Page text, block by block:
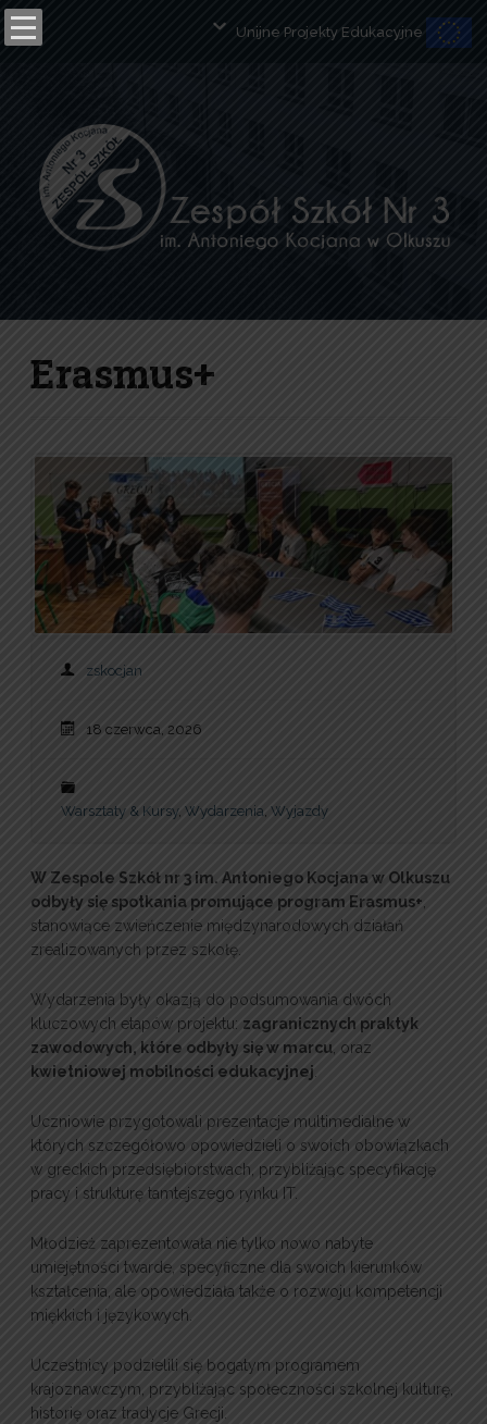
Unijne Projekty Edukacyjne
Erasmus+
zskocjan
18 czerwca, 2026
Warsztaty & Kursy, Wydarzenia, Wyjazdy
W Zespole Szkół nr 3 im. Antoniego Kocjana w Olkuszu
odbyły się spotkania promujące program Erasmus+
stanowiące zwieńczenie międzynarodowych działań
zrealizowanych przez szkołę.
Wydarzenia były okazją do podsumowania dwóch
kluczowych etapów projektu: zagranicznych praktyk
zawodowych, które odbyły się w marcu, oraz
kwietniowej mobilności edukacyjnej
Uczniowie przygotowali prezentacje multimedialne w
których szczegółowo opowiedzieli o swoich obowiązkach
w greckich przedsiębiorstwach, przybliżając specyfikację
pracy i strukturę tamtejszego rynku IT.
Młodzież zaprezentowała nie tylko nowo nabyte
umiejętności twarde, specyficzne dla swoich kierunków
kształcenia, ale opowiedziała także o rozwoju kompetencji
miękkich i językowych.
Uczestnicy podzielili się bogatym programem
krajoznawczym, przybliżając społeczności szkolnej kulturę,
historię oraz tradycje Grecji.